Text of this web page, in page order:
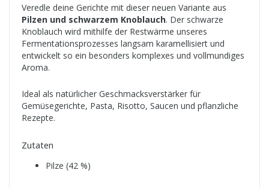
Veredle deine Gerichte mit dieser neuen Variante aus
Pilzen und schwarzem Knoblauch. Der schwarze
Knoblauch wird mithilfe der Restwärme unseres
Fermentationsprozesses langsam karamellisiert und
entwickelt so ein besonders komplexes und vollmundiges
Aroma.
Ideal als natürlicher Geschmacksverstärker für
Gemüsegerichte, Pasta, Risotto, Saucen und pflanzliche
Rezepte.
Zutaten
Pilze (42 %)